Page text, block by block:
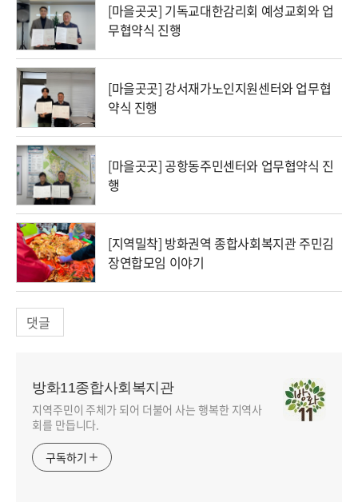
[마을곳곳] 기독교대한감리회 예성교회와 업
무협약식 진행
[마을곳곳] 강서재가노인지원센터와 업무협
약식 진행
[마을곳곳] 공항동주민센터와 업무협약식 진
행
[지역밀착] 방화권역 종합사회복지관 주민김
장연합모임 이야기
댓글
방화11종합사회복지관
지역주민이 주체가 되어 더불어 사는 행복한 지역사
회를 만듭니다.
구독하기